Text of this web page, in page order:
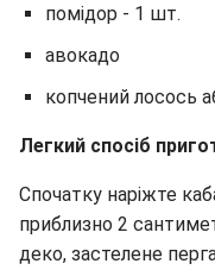
помідор - 1 шт.
авокадо
копчений лосось
Легкий спосіб
Спочатку наріжте
приблизно 2
деко, застелене